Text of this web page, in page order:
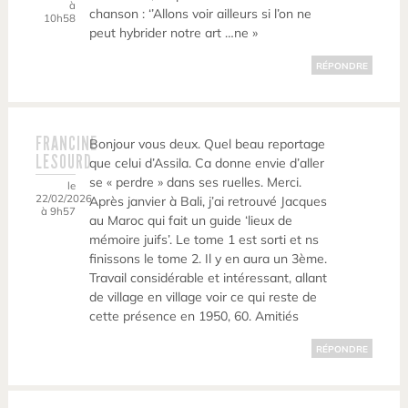
à
10h58
chanson : ‘’Allons voir ailleurs si l’on ne
peut hybrider notre art …ne »
RÉPONDRE
FRANCINE
LESOURD
le
22/02/2026
à 9h57
Bonjour vous deux. Quel beau reportage
que celui d’Assila. Ca donne envie d’aller
se « perdre » dans ses ruelles. Merci.
Après janvier à Bali, j’ai retrouvé Jacques
au Maroc qui fait un guide ‘lieux de
mémoire juifs’. Le tome 1 est sorti et ns
finissons le tome 2. Il y en aura un 3ème.
Travail considérable et intéressant, allant
de village en village voir ce qui reste de
cette présence en 1950, 60. Amitiés
RÉPONDRE